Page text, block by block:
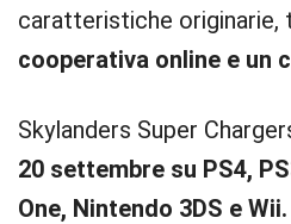
caratteristiche originarie,
cooperativa online e un
Skylanders Super
20 settembre su PS4,
One, Nintendo 3DS e Wii.